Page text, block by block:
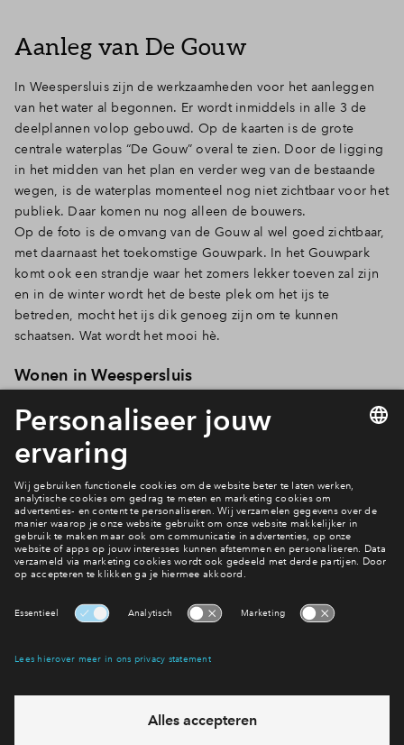
Aanleg van De Gouw
In Weespersluis zijn de werkzaamheden voor het aanleggen
van het water al begonnen. Er wordt inmiddels in alle 3 de
deelplannen volop gebouwd. Op de kaarten is de grote
centrale waterplas “De Gouw” overal te zien. Door de ligging
in het midden van het plan en verder weg van de bestaande
wegen, is de waterplas momenteel nog niet zichtbaar voor het
publiek. Daar komen nu nog alleen de bouwers.
Op de foto is de omvang van de Gouw al wel goed zichtbaar,
met daarnaast het toekomstige Gouwpark. In het Gouwpark
komt ook een strandje waar het zomers lekker toeven zal zijn
en in de winter wordt het de beste plek om het ijs te
betreden, mocht het ijs dik genoeg zijn om te kunnen
schaatsen. Wat wordt het mooi hè.
Wonen in Weespersluis
Wil jij ook in Weespersluis wonen? Het volgende plan dat in
verkoop gaat, is Waterrijk 5A1. Schrijf je in voor dit project en
blijf op de hoogte van de laatste stand van zaken.
Een woning kopen?
Lees meer informatie
Heb je een vraag en wil je direct antwoord? Bel ons op
feestdagen)
vandaag gesloten, maandag zijn we vanaf